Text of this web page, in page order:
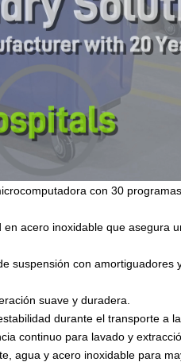
con 30
acero inoxidable que asegura
suspensión con amortiguadores
suave y duradera.
durante el transporte a
continuo para lavado y
agua y acero inoxidable para